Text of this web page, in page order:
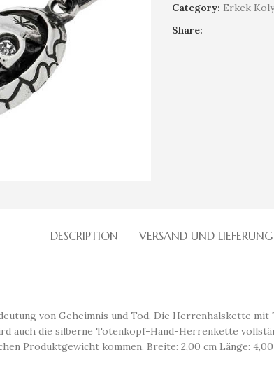
Category: Erkek
Share:
DESCRIPTION VERSAND UND LIEFERUNG
von Geheimnis und Tod. Die Herrenhalskette
auch die silberne Totenkopf-Hand-Herrenkette
Produktgewicht kommen. Breite: 2,00 cm Länge: